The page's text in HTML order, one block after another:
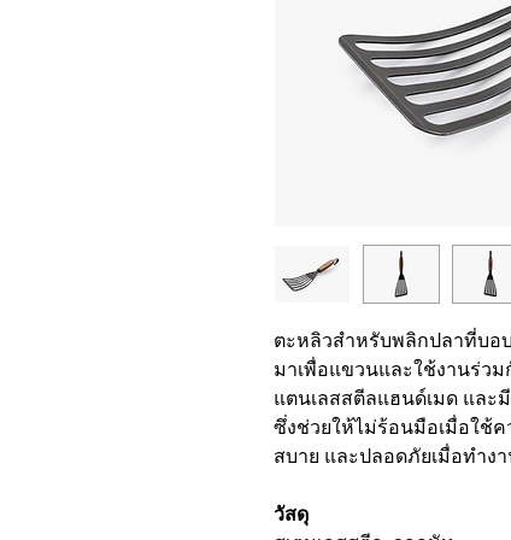
ตะหลิวสำหรับพลิกปลาที่บอ
มาเพื่อแขวนและใช้งานร่วม
แตนเลสสตีลแฮนด์เมด และ
ซึ่งช่วยให้ไม่ร้อนมือเมื่อใช้
สบาย และปลอดภัยเมื่อทำง
วัสดุ